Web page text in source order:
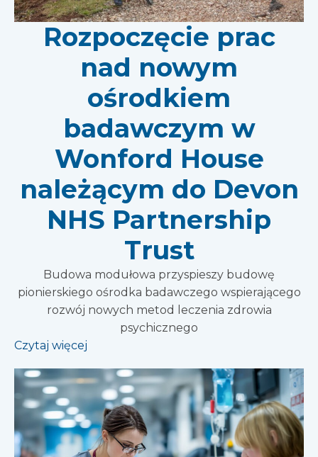
Rozpoczęcie prac
nad nowym
ośrodkiem
badawczym w
Wonford House
należącym do Devon
NHS Partnership
Trust
Budowa modułowa przyspieszy budowę
pionierskiego ośrodka badawczego wspierającego
rozwój nowych metod leczenia zdrowia
psychicznego
Czytaj więcej